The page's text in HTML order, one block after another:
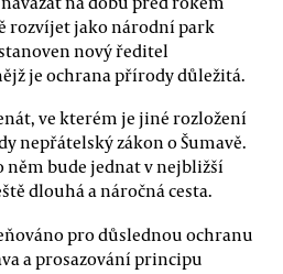
rozvíjet jako národní park
nový ředitel
je ochrana přírody důležitá.
ve kterém je jiné rozložení
nepřátelský zákon o Šumavě.
něm bude jednat v nejbližší
dlouhá a náročná cesta.
pro důslednou ochranu
a prosazování principu